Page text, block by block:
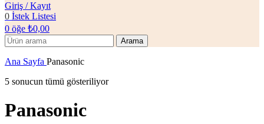
Giriş / Kayıt
0 İstek Listesi
0 öğe ₺0,00
Arama
Ana Sayfa Panasonic
5 sonucun tümü gösteriliyor
Panasonic